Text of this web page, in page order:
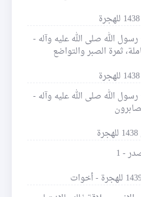
الله صلى الله عليه وآله -
الله صلى الله عليه وآله -
- 1